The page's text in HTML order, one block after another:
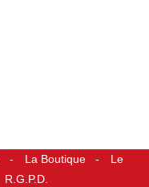
La Boutique
Le
R.G.P.D.